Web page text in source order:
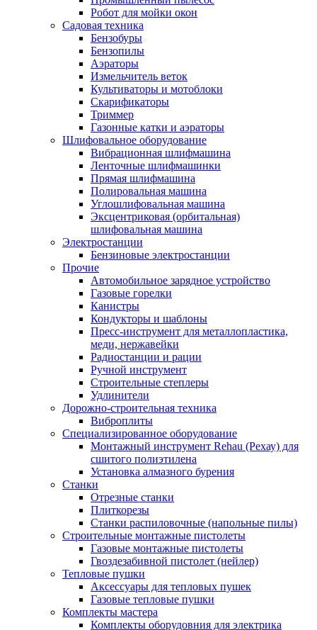
Робот для мойки окон
Садовая техника
Бензобуры
Бензопилы
Аэраторы
Измельчитель веток
Культиваторы и мотоблоки
Скарификаторы
Триммер
Газонные катки и аэраторы
Шлифовальное оборудование
Вибрационная шлифмашина
Ленточные шлифмашинки
Прямая шлифмашина
Полировальная машина
Углошлифовальная машина
Эксцентриковая (орбитальная)
шлифовальная машина
Электростанции
Бензиновые электростанции
Прочие
Автомобильное зарядное устройство
Газовые горелки
Канистры
Кондукторы и шаблоны
Пресс-инструмент для металлопластика,
меди, нержавейки
Радиостанции и рации
Ручной инструмент
Строительные степлеры
Удлинители
Дорожно-строительная техника
Виброплиты
Специализированное оборудование
Монтажный инструмент Rehau (Рехау) для
сшитого полиэтилена
Установка алмазного бурения
Станки
Отрезные станки
Плиткорезы
Станки распиловочные (напольные пилы)
Строительные монтажные пистолеты
Газовые монтажные пистолеты
Гвоздезабивной пистолет (нейлер)
Тепловые пушки
Аксессуары для тепловых пушек
Газовые тепловые пушки
Комплекты мастера
Комплекты оборудовния для электрика